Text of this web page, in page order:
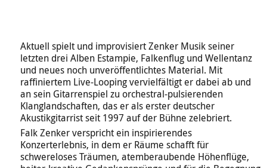
Aktuell spielt und improvisiert Zenker Musik seiner
letzten drei Alben Estampie, Falkenflug und Wellentanz
und neues noch unveröffentlichtes Material. Mit
raffiniertem Live-Looping vervielfältigt er dabei ab und
an sein Gitarrenspiel zu orchestral-pulsierenden
Klanglandschaften, das er als erster deutscher
Akustikgitarrist seit 1997 auf der Bühne zelebriert.
Falk Zenker verspricht ein inspirierendes
Konzerterlebnis, in dem er Räume schafft für
schwereloses Träumen, atemberaubende Höhenflüge,